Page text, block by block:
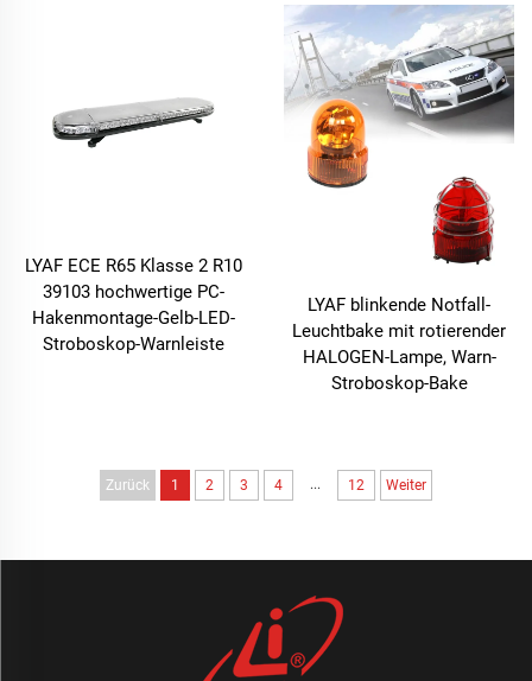
LYAF ECE R65 Klasse 2 R10
39103 hochwertige PC-
Hakenmontage-Gelb-LED-
Stroboskop-Warnleiste
LYAF blinkende Notfall-
Leuchtbake mit rotierender
HALOGEN-Lampe, Warn-
Stroboskop-Bake
Zurück 1 2 3 4 ... 12 Weiter